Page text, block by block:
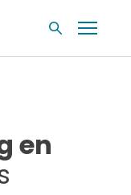
ZoekvakMenu
en